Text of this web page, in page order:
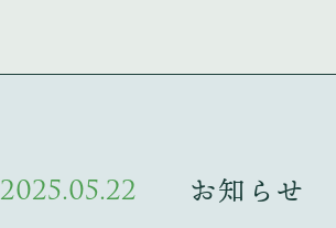
2025.05.22 お知らせ